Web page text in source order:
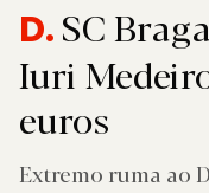
D.SC
Iuri
euros
Extremo ruma ao